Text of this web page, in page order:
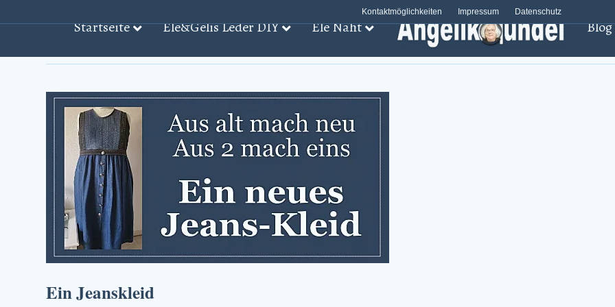
Kontaktmöglichkeiten Impressum Datenschutz
Startseite Ele&Gelis Leder DIY Ele Näht Blog
Ein Jeanskleid